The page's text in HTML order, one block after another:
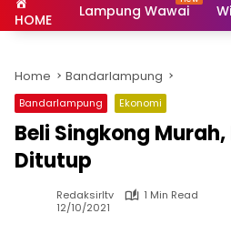
HOME Lampung Wawai
Home Bandarlampung
Bandarlampung Ekonomi
Beli Singkong
Ditutup
Redaksirltv
1 Min Read
12/10/2021